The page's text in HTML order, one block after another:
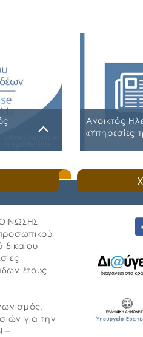
Ανοικτός
«Υπηρεσίες
& 2027-
espd-
ΔΙΑΚΗΡΥΞΗ
ΣΙΤΙΣΗ
Α΄ΜΕΛΕΤΗ
ΠΕΡΙΛΗΨΗ
δικαίου
έτους
για την
–